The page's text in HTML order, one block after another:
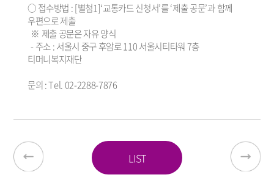
○ 접수방법 : [별첨1]‘교통카드 신청서’를 ‘제출 공문’과 함께
우편으로 제출
※ 제출 공문은 자유 양식
- 주소 : 서울시 중구 후암로 110 서울시티타워 7층
티머니복지재단
문의 : Tel. 02-2288-7876
LIST